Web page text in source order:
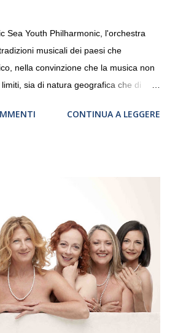
Sea Youth Philharmonic, l'orchestra
musicali dei paesi che
nella convinzione che la musica non
sia di natura geografica che di
a Heiden, in Germania, e toccherà, in
dove si esibirà per il secondo anno
milanese avrà il piacere di applaudire i
Sea Youth Philharmonic per la quarta
nel 2008 da Kristjan Järvi (affiancato
di consulent...
CONTINUA A LEGGERE